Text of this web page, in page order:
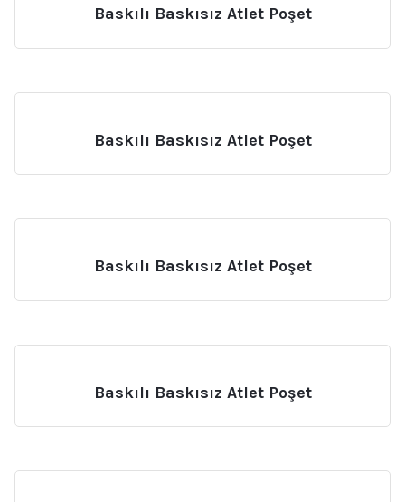
Baskılı Baskısız Atlet Poşet
Baskılı Baskısız Atlet Poşet
Baskılı Baskısız Atlet Poşet
Baskılı Baskısız Atlet Poşet